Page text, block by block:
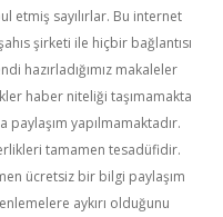
etmiş sayılırlar. Bu internet
şirketi ile hiçbir bağlantısı
hazırladığımız makaleler
haber niteliği taşımamakta
paylaşım yapılmamaktadır.
tamamen tesadüfidir.
ücretsiz bir bilgi paylaşım
aykırı olduğunu